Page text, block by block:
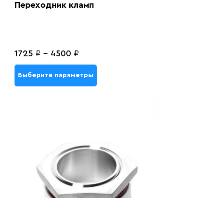
Переходник кламп
1725 ₽ - 4500 ₽
Выберите параметры